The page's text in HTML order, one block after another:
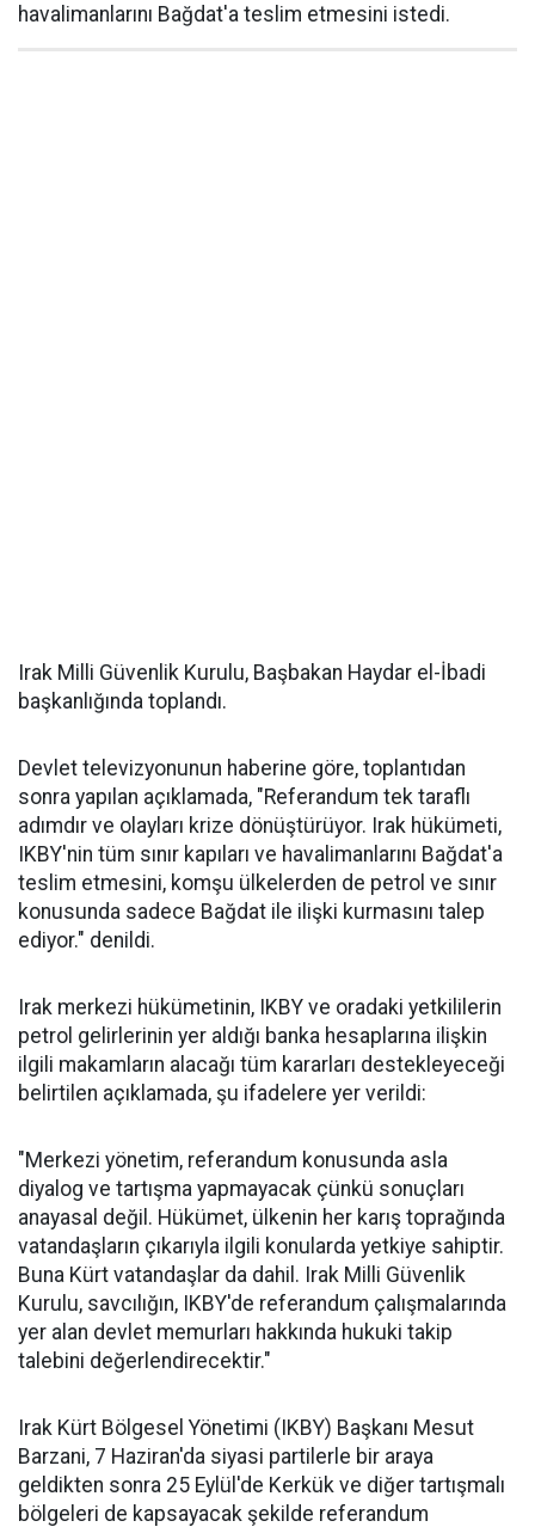
havalimanlarını Bağdat'a teslim etmesini istedi.
Irak Milli Güvenlik Kurulu, Başbakan Haydar el-İbadi
başkanlığında toplandı.
Devlet televizyonunun haberine göre, toplantıdan
sonra yapılan açıklamada, "Referandum tek taraflı
adımdır ve olayları krize dönüştürüyor. Irak hükümeti,
IKBY'nin tüm sınır kapıları ve havalimanlarını Bağdat'a
teslim etmesini, komşu ülkelerden de petrol ve sınır
konusunda sadece Bağdat ile ilişki kurmasını talep
ediyor." denildi.
Irak merkezi hükümetinin, IKBY ve oradaki yetkililerin
petrol gelirlerinin yer aldığı banka hesaplarına ilişkin
ilgili makamların alacağı tüm kararları destekleyeceği
belirtilen açıklamada, şu ifadelere yer verildi:
"Merkezi yönetim, referandum konusunda asla
diyalog ve tartışma yapmayacak çünkü sonuçları
anayasal değil. Hükümet, ülkenin her karış toprağında
vatandaşların çıkarıyla ilgili konularda yetkiye sahiptir.
Buna Kürt vatandaşlar da dahil. Irak Milli Güvenlik
Kurulu, savcılığın, IKBY'de referandum çalışmalarında
yer alan devlet memurları hakkında hukuki takip
talebini değerlendirecektir."
Irak Kürt Bölgesel Yönetimi (IKBY) Başkanı Mesut
Barzani, 7 Haziran'da siyasi partilerle bir araya
geldikten sonra 25 Eylül'de Kerkük ve diğer tartışmalı
bölgeleri de kapsayacak şekilde referandum